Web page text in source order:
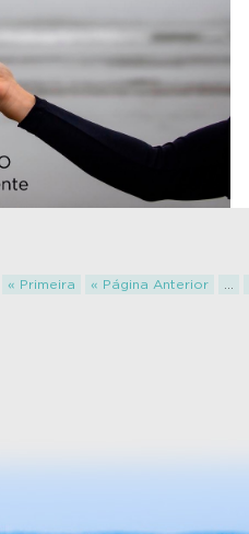
« Primeira « Página Anterior